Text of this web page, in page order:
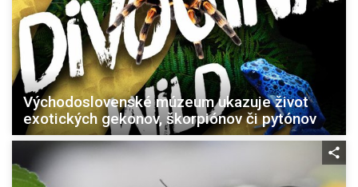
Východoslovenské múzeum ukazuje život
exotických gekonov, škorpiónov či pytónov